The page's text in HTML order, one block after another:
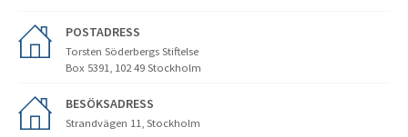
POSTADRESS
Torsten Söderbergs Stiftelse
Box 5391, 102 49 Stockholm
BESÖKSADRESS
Strandvägen 11, Stockholm